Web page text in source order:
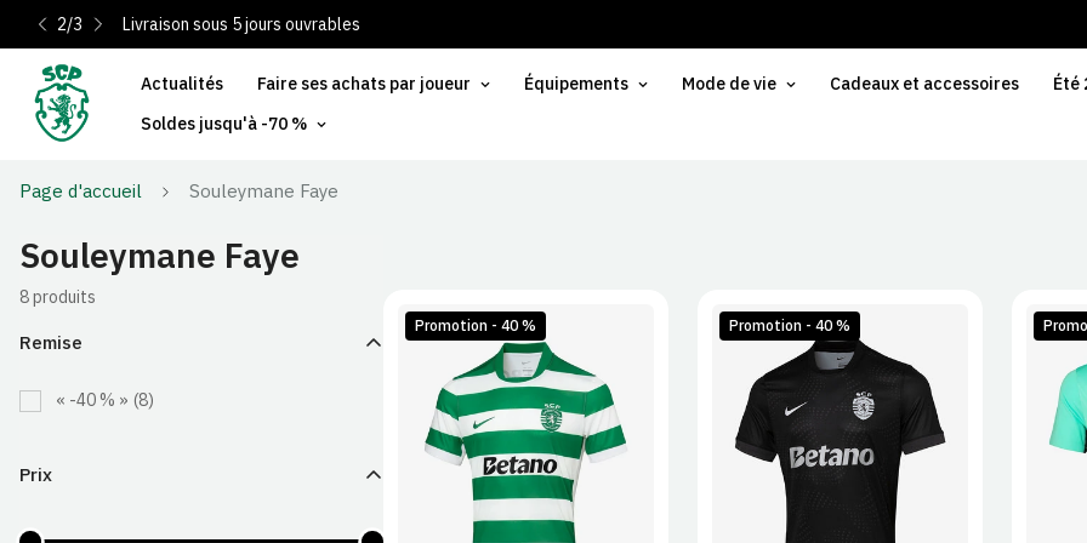
Livraison sous 5 jours ouvrables
2/3
Actualités Faire ses achats par joueur Équipements Mode de vie Cadeaux et accessoires
Été
Soldes jusqu'à -70 %
Page d'accueil Souleymane Faye
Souleymane Faye
8 produits
Remise
« -40 % » (8)
Prix
Promotion - 40 %
S M L XL
2XL
Promotion - 40 %
L XL S